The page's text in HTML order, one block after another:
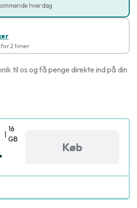
hverdag
2 timer
til os og få penge direkte ind på din
|
16
GB
Køb